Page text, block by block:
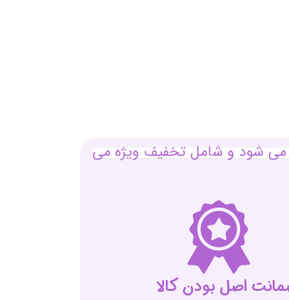
می شود و شامل تخفیف ویژه می
اصل بودن کالا